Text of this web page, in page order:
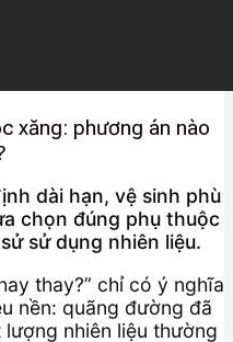
xăng: phương án nào
dài hạn, vệ sinh phù
chọn đúng phụ thuộc
sử dụng nhiên liệu.
thay?” chỉ có ý nghĩa
nền: quãng đường đã
nhiên liệu thường